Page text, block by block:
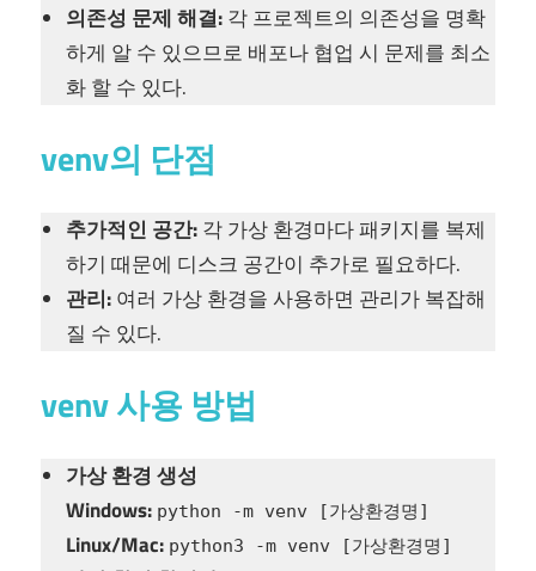
의존성 문제 해결:각 프로젝트의 의존성을 명확
하게 알 수 있으므로 배포나 협업 시 문제를 최소
화 할 수 있다.
venv의 단점
추가적인 공간:각 가상 환경마다 패키지를 복제
하기 때문에 디스크 공간이 추가로 필요하다.
관리:여러 가상 환경을 사용하면 관리가 복잡해
질 수 있다.
venv 사용 방법
가상 환경 생성
Windows: python -m venv [가상환경명]
Linux/Mac: python3 -m venv [가상환경명]